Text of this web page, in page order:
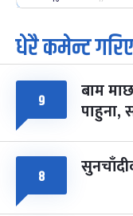
७
आइत
पूर्णिमा व्रत
चैत्र ७, २०८३-
८ फागुपूर्णिमा
चैत्र ८, २०८३-
धेरै कमेन्ट
९ बाम
पाहुना,
८